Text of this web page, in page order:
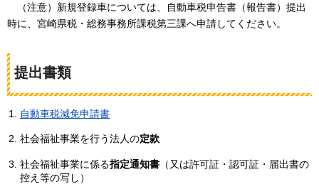
（注意）新規登録車については、自動車税申告書（報告書）提出
時に、宮崎県税・総務事務所課税第三課へ申請してください。
提出書類
自動車税減免申請書
社会福祉事業を行う法人の定款
社会福祉事業に係る指定通知書 （又は許可証・認可証・届出書の
控え等の写し）